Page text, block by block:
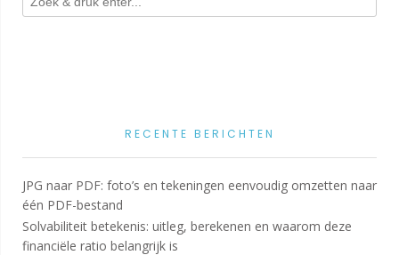
RECENTE BERICHTEN
JPG naar PDF: foto’s en tekeningen eenvoudig omzetten naar
één PDF-bestand
Solvabiliteit betekenis: uitleg, berekenen en waarom deze
financiële ratio belangrijk is